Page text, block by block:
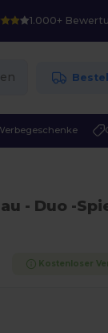
1.000+
- Duo -
Kostenloser